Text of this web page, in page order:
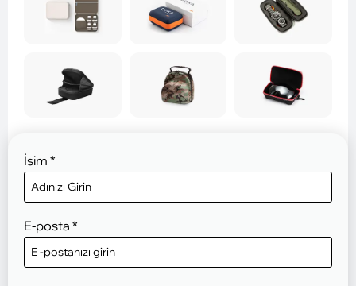
İsim *
E-posta *